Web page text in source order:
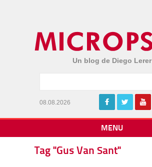
Un blog de Diego Lerer
08.08.2026
MENU
Tag "Gus Van Sant"